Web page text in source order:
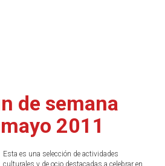
de semana
2011
Esta es una selección de actividades
culturales y de ocio destacadas a celebrar en